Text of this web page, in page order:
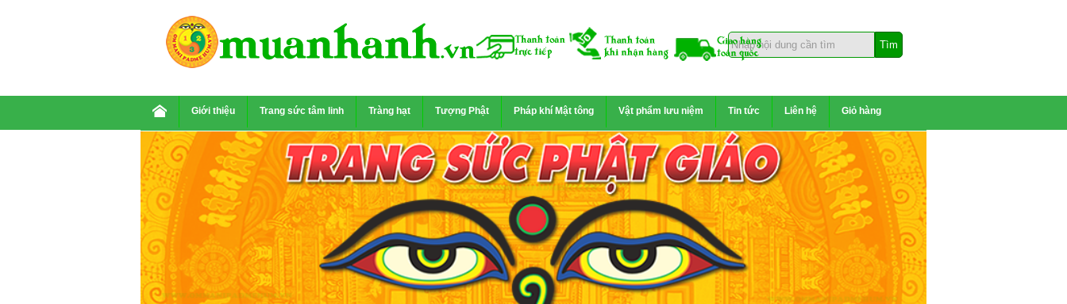
Giới thiệu Trang sức tâm linh Tràng hạt Tượng Phật Pháp khí Mật tông Vật phẩm lưu niệm Tin tức Liên hệ Giỏ hàng